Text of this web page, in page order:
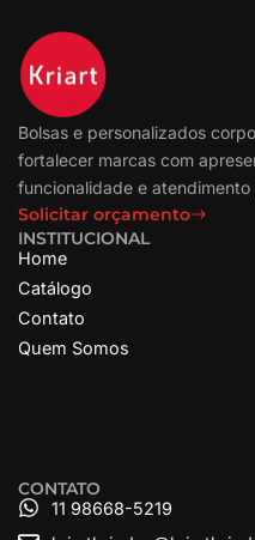
Bolsas e personalizados
fortalecer marcas com
funcionalidade e atendimento
Solicitar orçamento
INSTITUCIONAL
Home
Catálogo
Contato
Quem Somos
CONTATO
11 98668-5219